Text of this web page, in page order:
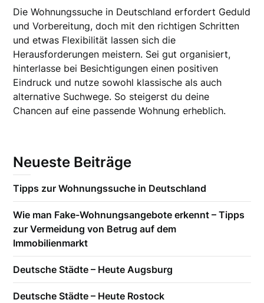
Die Wohnungssuche in Deutschland erfordert Geduld
und Vorbereitung, doch mit den richtigen Schritten
und etwas Flexibilität lassen sich die
Herausforderungen meistern. Sei gut organisiert,
hinterlasse bei Besichtigungen einen positiven
Eindruck und nutze sowohl klassische als auch
alternative Suchwege. So steigerst du deine
Chancen auf eine passende Wohnung erheblich.
Neueste Beiträge
Tipps zur Wohnungssuche in Deutschland
Wie man Fake-Wohnungsangebote erkennt – Tipps
zur Vermeidung von Betrug auf dem
Immobilienmarkt
Deutsche Städte – Heute Augsburg
Deutsche Städte – Heute Rostock